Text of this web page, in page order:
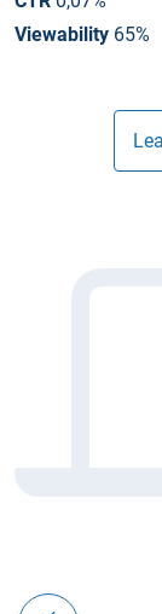
Viewability 65%